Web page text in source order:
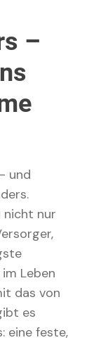
–
und
nur
Leben
das von
es
eine feste,